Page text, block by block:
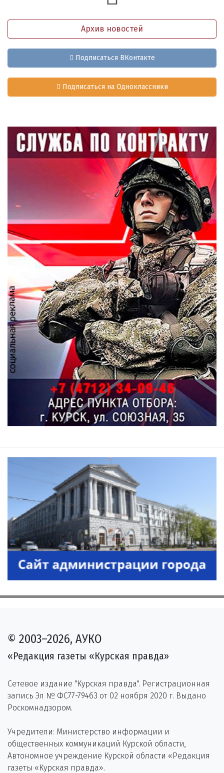
Архив новостей
Подписаться ВКонтакте
Подписаться на Одноклассники
© 2003–2026, АУКО
«Редакция газеты «Курская правда»
Сетевое издание "Курская правда". Регистрационная
запись Эл № ФС77-79463 от 02 ноября 2020 г. Выдано
Роскомнадзором.
Учредители: Министерство информации и
общественных коммуникаций Курской области,
Автономное учреждение Курской области «Редакция
газеты «Курская правда».